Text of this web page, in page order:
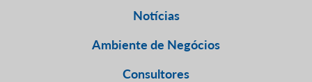
Notícias
Ambiente de Negócios
Consultores